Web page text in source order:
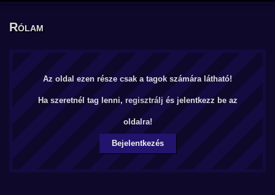
Rólam
Az oldal ezen része csak a tagok számára látható!
Ha szeretnél tag lenni, regisztrálj és jelentkezz be az
oldalra!
Bejelentkezés